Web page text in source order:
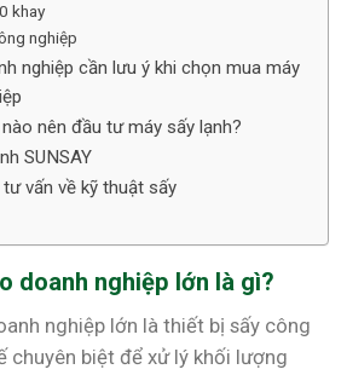
khay
nghiệp
nghiệp cần lưu ý khi chọn mua máy
nên đầu tư máy sấy lạnh?
SUNSAY
vấn về kỹ thuật sấy
doanh nghiệp lớn là gì?
nghiệp lớn là thiết bị sấy công
chuyên biệt để xử lý khối lượng